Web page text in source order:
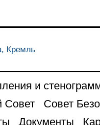
Кремль
и
Совет
Совет
Документы